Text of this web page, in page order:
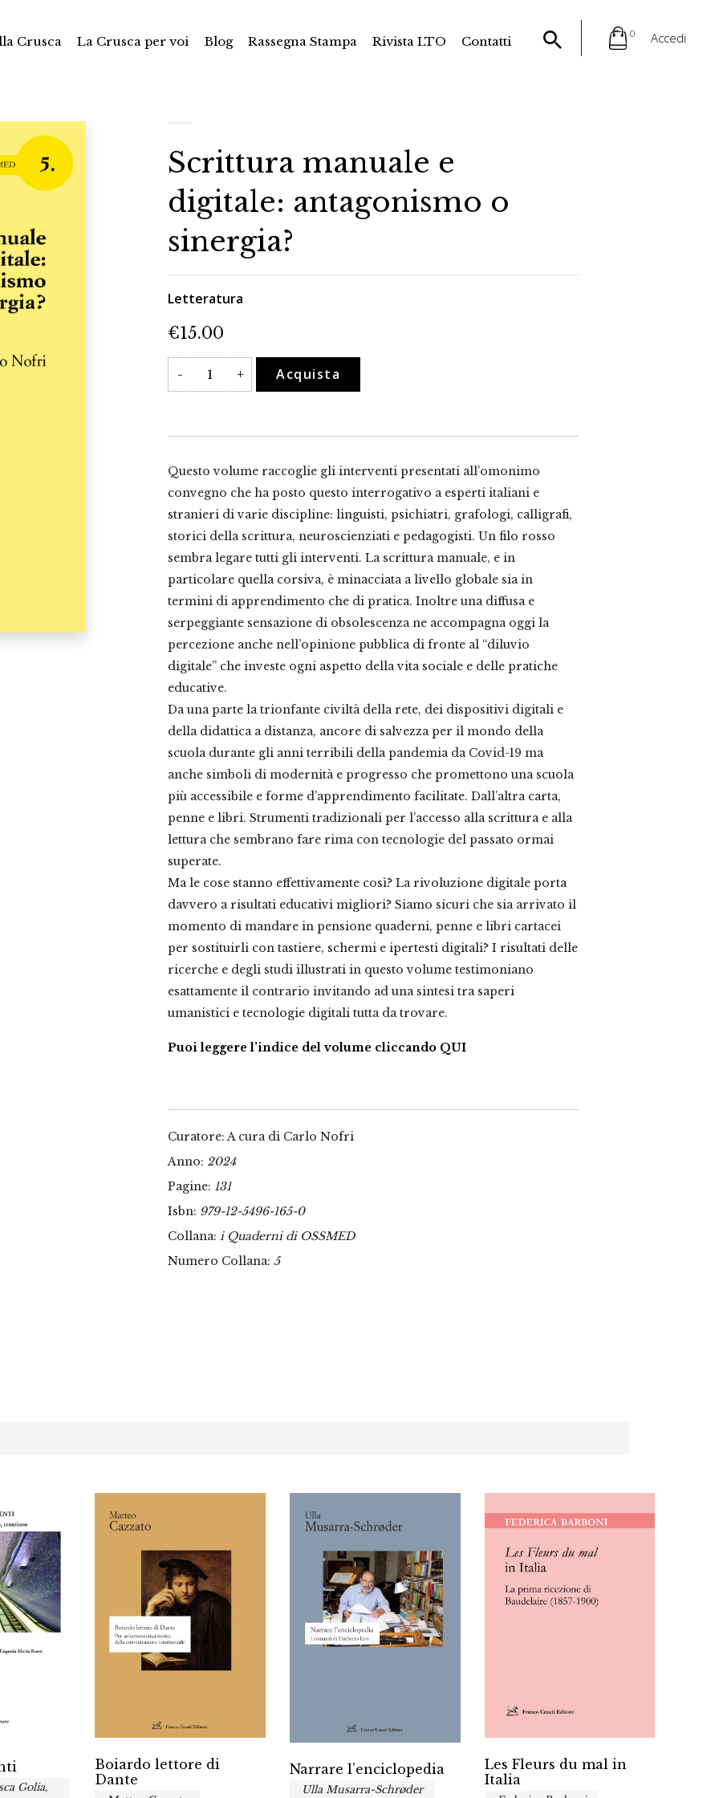
Crusca La Crusca per voi Blog Rassegna Stampa Rivista LTO Contatti
0 Accedi
Scrittura manuale e
digitale: antagonismo o
sinergia?
Letteratura
€15.00
-
Scrittura
manuale
e
sinergia?
+ Acquista
Questo volume raccoglie gli interventi presentati all’omonimo
convegno che ha posto questo interrogativo a esperti italiani e
stranieri di varie discipline: linguisti, psichiatri, grafologi, calligrafi,
storici della scrittura, neuroscienziati e pedagogisti. Un filo rosso
sembra legare tutti gli interventi. La scrittura manuale, e in
particolare quella corsiva, è minacciata a livello globale sia in
termini di apprendimento che di pratica. Inoltre una diffusa e
serpeggiante sensazione di obsolescenza ne accompagna oggi la
percezione anche nell’opinione pubblica di fronte al “diluvio
digitale” che investe ogni aspetto della vita sociale e delle pratiche
educative.
Da una parte la trionfante civiltà della rete, dei dispositivi digitali e
della didattica a distanza, ancore di salvezza per il mondo della
scuola durante gli anni terribili della pandemia da Covid-19 ma
anche simboli di modernità e progresso che promettono una scuola
più accessibile e forme d’apprendimento facilitate. Dall’altra carta,
penne e libri. Strumenti tradizionali per l’accesso alla scrittura e alla
lettura che sembrano fare rima con tecnologie del passato ormai
superate.
Ma le cose stanno effettivamente così? La rivoluzione digitale porta
davvero a risultati educativi migliori? Siamo sicuri che sia arrivato il
momento di mandare in pensione quaderni, penne e libri cartacei
per sostituirli con tastiere, schermi e ipertesti digitali? I risultati delle
ricerche e degli studi illustrati in questo volume testimoniano
esattamente il contrario invitando ad una sintesi tra saperi
umanistici e tecnologie digitali tutta da trovare.
Puoi leggere l’indice del volume cliccando QUI
Curatore: A cura di Carlo Nofri
Anno: 2024
Pagine: 131
Isbn: 979-12-5496-165-0
Collana: i Quaderni di OSSMED
Numero Collana: 5
Golia,
Boiardo lettore di
Dante
Narrare l’enciclopedia
Ulla Musarra-Schrøder
Les Fleurs du mal in
Italia